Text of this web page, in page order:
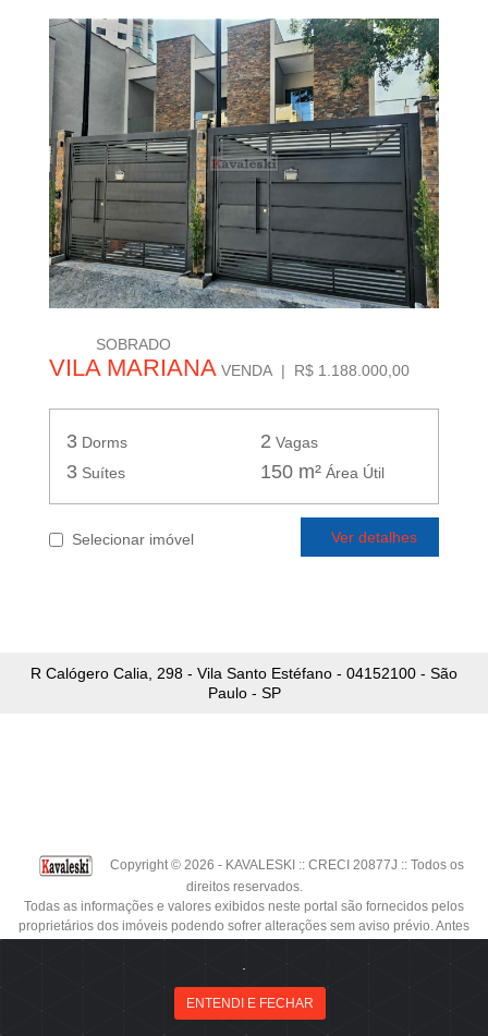
SOBRADO
VILA MARIANA VENDA | R$ 1.188.000,00
3 Dorms 2 Vagas
3 Suítes 150 m² Área Útil
Selecionar imóvel Ver detalhes
ENTENDI E FECHAR
R Calógero Calia, 298 - Vila Santo Estéfano - 04152100 - São
Paulo - SP
Copyright © 2026 - KAVALESKI :: CRECI 20877J :: Todos os
direitos reservados.
Todas as informações e valores exibidos neste portal são fornecidos pelos
proprietários dos imóveis podendo sofrer alterações sem aviso prévio. Antes
Fale agora pelo WhatsApp!